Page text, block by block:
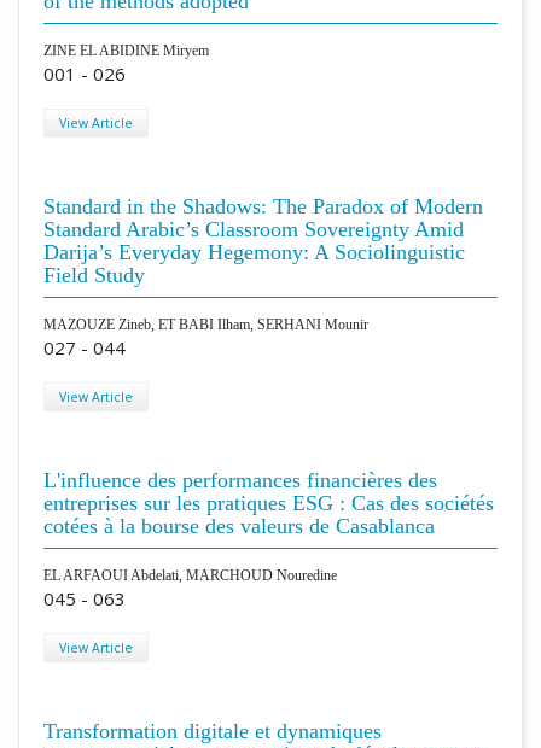
ZINE EL ABIDINE Miryem
001 - 026
View Article
Standard in the Shadows: The Paradox of Modern
Standard Arabic’s Classroom Sovereignty Amid
Darija’s Everyday Hegemony: A Sociolinguistic
Field Study
MAZOUZE Zineb, ET BABI Ilham, SERHANI Mounir
027 - 044
View Article
L'influence des performances financières des
entreprises sur les pratiques ESG : Cas des sociétés
cotées à la bourse des valeurs de Casablanca
EL ARFAOUI Abdelati, MARCHOUD Nouredine
045 - 063
View Article
Transformation digitale et dynamiques